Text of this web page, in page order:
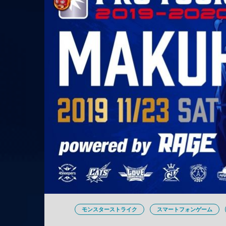
モンスターストライク スマートフォンゲーム